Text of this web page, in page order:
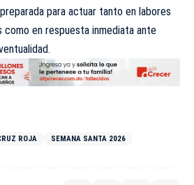
para actuar tanto en labores
como en respuesta inmediata ante
ROJA SEMANA SANTA 2026